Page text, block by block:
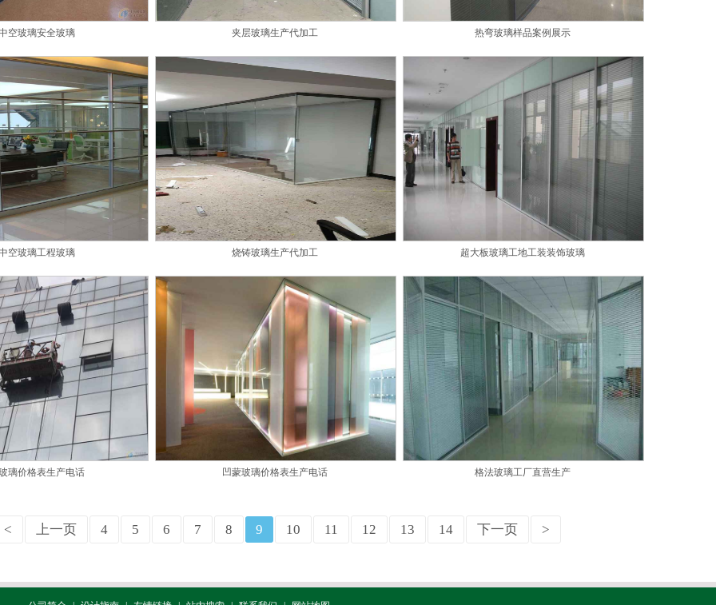
空玻璃安全玻璃 夹层玻璃生产代加工 热弯玻璃样品案例展示
空玻璃工程玻璃 烧铸玻璃生产代加工 超大板玻璃工地工装装饰玻璃
璃价格表生产电话 凹蒙玻璃价格表生产电话 格法玻璃工厂直营生产
< 上一页 4 5 6 7 8 9 10 11 12 13 14 下一页 >